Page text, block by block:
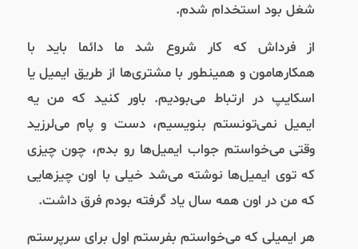
شغل بود استخدام شدم.
از فرداش که کار شروع شد ما دائما باید با
همکارهامون و همینطور با مشتری‌ها از طریق ایمیل یا
اسکایپ در ارتباط می‌بودیم. باور کنید که من یه
ایمیل نمی‌تونستم بنویسیم، دست و پام می‌لرزید
وقتی می‌خواستم جواب ایمیل‌ها رو بدم، چون چیزی
که توی ایمیل‌ها نوشته می‌شد خیلی با اون چیزهایی
که من در اون همه سال یاد گرفته بودم فرق داشت.
هر ایمیلی که می‌خواستم بفرستم اول برای سرپرستم